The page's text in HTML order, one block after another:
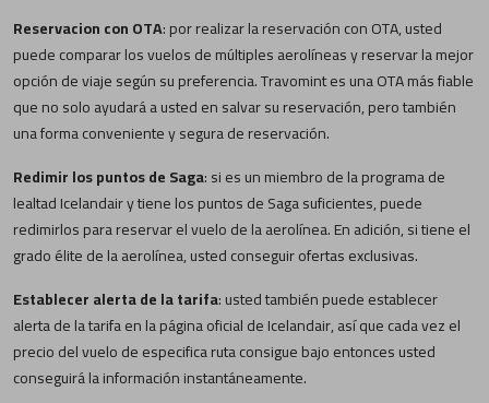
Reservacion con OTA: por realizar la reservación con OTA, usted
puede comparar los vuelos de múltiples aerolíneas y reservar la mejor
opción de viaje según su preferencia. Travomint es una OTA más fiable
que no solo ayudará a usted en salvar su reservación, pero también
una forma conveniente y segura de reservación.
Redimir los puntos de Saga: si es un miembro de la programa de
lealtad Icelandair y tiene los puntos de Saga suficientes, puede
redimirlos para reservar el vuelo de la aerolínea. En adición, si tiene el
grado élite de la aerolínea, usted conseguir ofertas exclusivas.
Establecer alerta de la tarifa: usted también puede establecer
alerta de la tarifa en la página oficial de Icelandair, así que cada vez el
precio del vuelo de especifica ruta consigue bajo entonces usted
conseguirá la información instantáneamente.